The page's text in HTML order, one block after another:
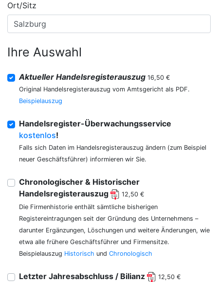
Ort/Sitz
Ihre Auswahl
Aktueller Handelsregisterauszug 16,50 €
Original Handelsregisterauszug vom Amtsgericht als PDF.
Beispielauszug
Handelsregister-Überwachungsservice
kostenlos!
Falls sich Daten im Handelsregisterauszug ändern (zum Beispiel
neuer Geschäftsführer) informieren wir Sie.
Chronologischer & Historischer
Handelsregisterauszug
12,50 €
Die Firmenhistorie enthält sämtliche bisherigen
Registereintragungen seit der Gründung des Unternehmens –
darunter Ergänzungen, Löschungen und weitere Änderungen, wie
etwa alle frühere Geschäftsführer und Firmensitze.
Beispielauszug Historisch und Chronologisch
Letzter Jahresabschluss / Bilianz
12,50 €